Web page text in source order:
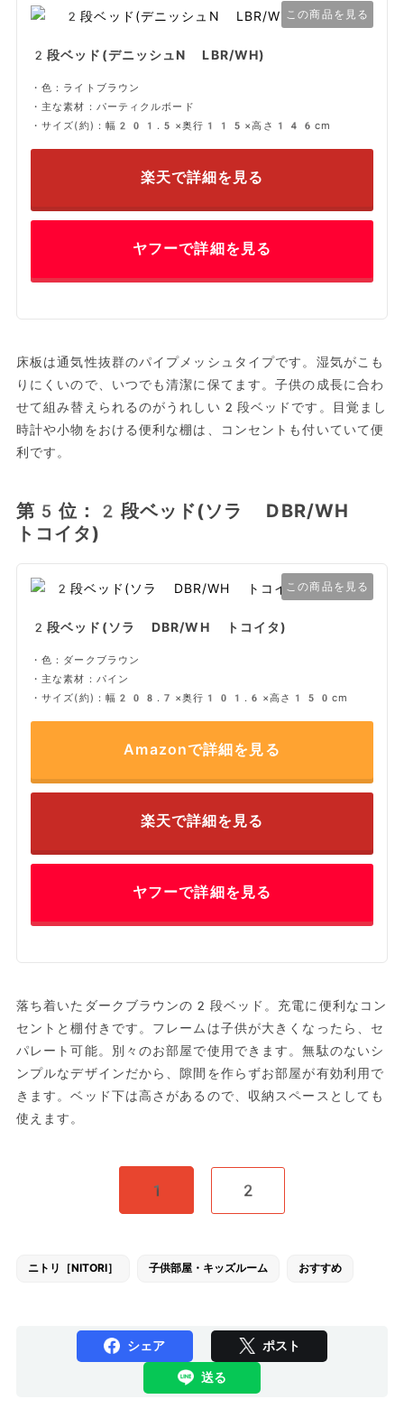
この商品を見る
2段ベッド(デニッシュN LBR/WH)
・色：ライトブラウン
・主な素材：パーティクルボード
・サイズ(約)：幅201.5×奥行115×高さ146cm
楽天で詳細を見る
ヤフーで詳細を見る
床板は通気性抜群のパイプメッシュタイプです。湿気がこも
りにくいので、いつでも清潔に保てます。子供の成長に合わ
せて組み替えられるのがうれしい2段ベッドです。目覚まし
時計や小物をおける便利な棚は、コンセントも付いていて便
利です。
第5位：2段ベッド(ソラ DBR/WH
トコイタ)
この商品を見る
2段ベッド(ソラ DBR/WH トコイタ)
・色：ダークブラウン
・主な素材：パイン
・サイズ(約)：幅208.7×奥行101.6×高さ150cm
Amazonで詳細を見る
楽天で詳細を見る
ヤフーで詳細を見る
落ち着いたダークブラウンの2段ベッド。充電に便利なコン
セントと棚付きです。フレームは子供が大きくなったら、セ
パレート可能。別々のお部屋で使用できます。無駄のないシ
ンプルなデザインだから、隙間を作らずお部屋が有効利用で
きます。ベッド下は高さがあるので、収納スペースとしても
使えます。
1 2
ニトリ［NITORI］ 子供部屋・キッズルーム おすすめ
シェア ポスト
送る